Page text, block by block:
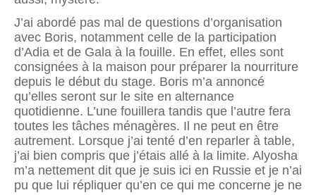
J’ai abordé pas mal de questions d’organisation
avec Boris, notamment celle de la participation
d’Adia et de Gala à la fouille. En effet, elles sont
consignées à la maison pour préparer la nourriture
depuis le début du stage. Boris m’a annoncé
qu’elles seront sur le site en alternance
quotidienne. L’une fouillera tandis que l’autre fera
toutes les tâches ménagères. Il ne peut en être
autrement. Lorsque j’ai tenté d’en reparler à table,
j’ai bien compris que j’étais allé à la limite. Alyosha
m’a nettement dit que je suis ici en Russie et je n’ai
pu que lui répliquer qu’en ce qui me concerne je ne